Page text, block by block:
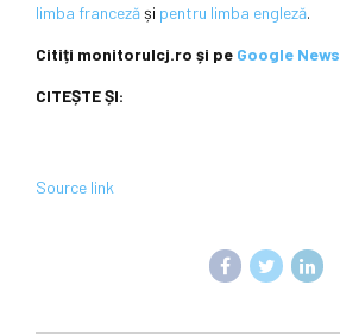
limba francezăși pentru limba engleză.
Citiți monitorulcj.ro și pe Google News
CITEȘTE ȘI:
Source link